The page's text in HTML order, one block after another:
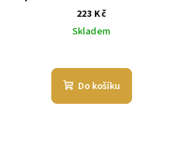
skvrn na barevné prádlo - 1
kg
223 Kč
Skladem
Do košíku